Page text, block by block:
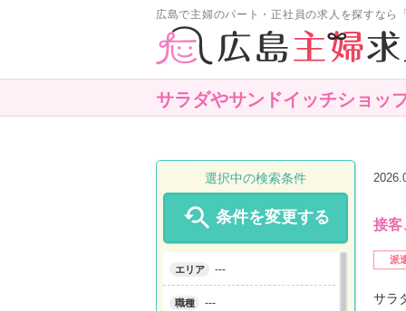
広島で主婦のパート・正社員の求人を探すなら
サラダやサンドイッチショッ
接客
派
サラ
選択中の検索条件
 条件を変更する
エリア ---
職種 ---